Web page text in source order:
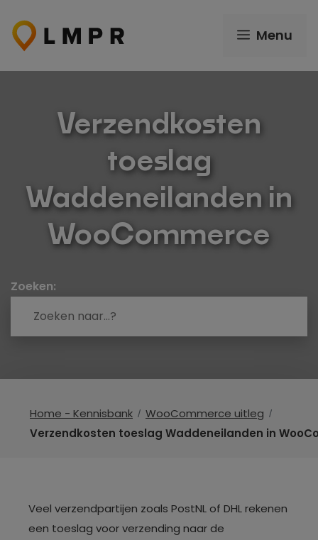
naar
inhoud
Menu
Verzendkosten
toeslag
Waddeneilanden in
WooCommerce
Zoeken:
Home - Kennisbank
WooCommerce uitleg
Verzendkosten toeslag Waddeneilanden in
Veel verzendpartijen zoals PostNL of DHL rekenen
een toeslag voor verzending naar de